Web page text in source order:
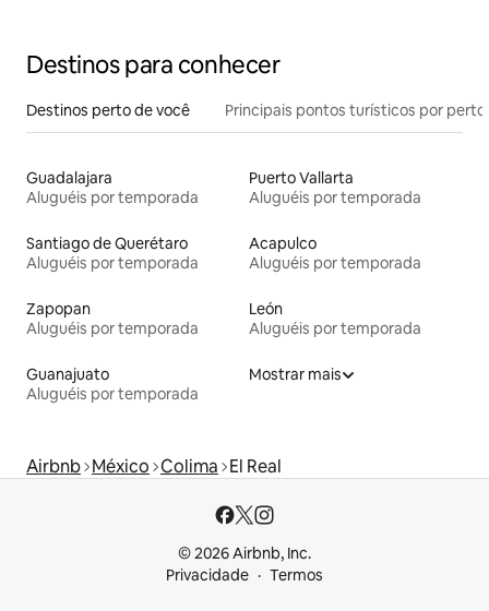
Destinos para conhecer
Destinos perto de você Principais pontos turísticos por perto
Guadalajara
Aluguéis por temporada
Puerto Vallarta
Aluguéis por temporada
Santiago de Querétaro
Aluguéis por temporada
Acapulco
Aluguéis por temporada
Zapopan
Aluguéis por temporada
León
Aluguéis por temporada
Guanajuato
Aluguéis por temporada
Mostrar mais
Airbnb México Colima El Real
© 2026 Airbnb, Inc.
Privacidade
Termos